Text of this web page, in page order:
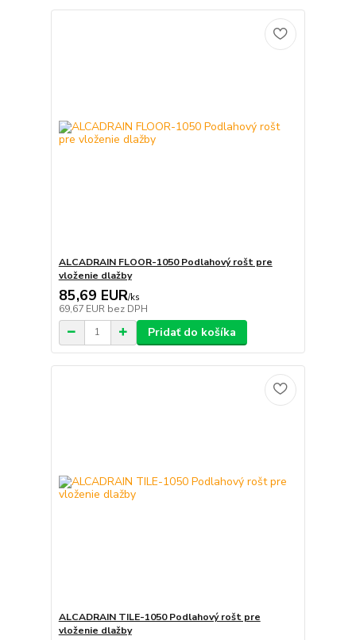
ALCADRAIN FLOOR-1050 Podlahový rošt pre
vloženie dlažby
85,69 EUR/ks
69,67 EUR bez DPH
Pridať do košíka
ALCADRAIN TILE-1050 Podlahový rošt pre
vloženie dlažby